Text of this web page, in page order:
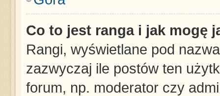
Co to jest ranga i jak mogę
Rangi, wyświetlane pod
zazwyczaj ile postów ten
forum, np. moderator czy